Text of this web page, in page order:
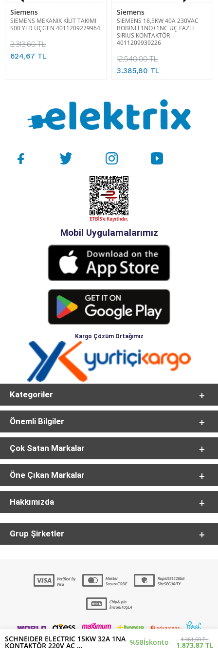
SCHNEIDER ELECTRIC 15KW 32A 1NA
KONTAKTÖR 220V AC ... %58İskonto 4.461,60 TL
1.873,87 TL
Siemens
SIEMENS MEKANİK KİLİT TAKIMI
S00 YLD ÜÇGEN 4011209279964
2.313,60 TL
624,67 TL
Siemens
SIEMENS 18,5KW 40A 230VAC
BOBİNLİ 1NO+1NC ÜÇ FAZLI
SIRIUS KONTAKTÖR
4011209939226
12.540,00 TL
3.385,80 TL
Mobil Uygulamalarımız
Kargo Çözüm Ortağımız
Kategoriler
Önemli Bilgiler
Çok Satan Markalar
Öne Çıkan Markalar
Hakkımızda
Grup Şirketler